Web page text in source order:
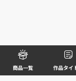
商品一覧 作品タイ